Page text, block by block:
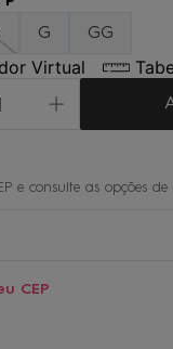
G GG
Virtual
CEP